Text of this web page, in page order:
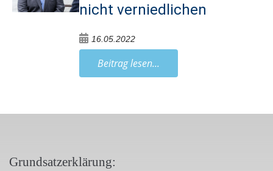
nicht verniedlichen
16.05.2022
Beitrag lesen...
Grundsatzerklärung: